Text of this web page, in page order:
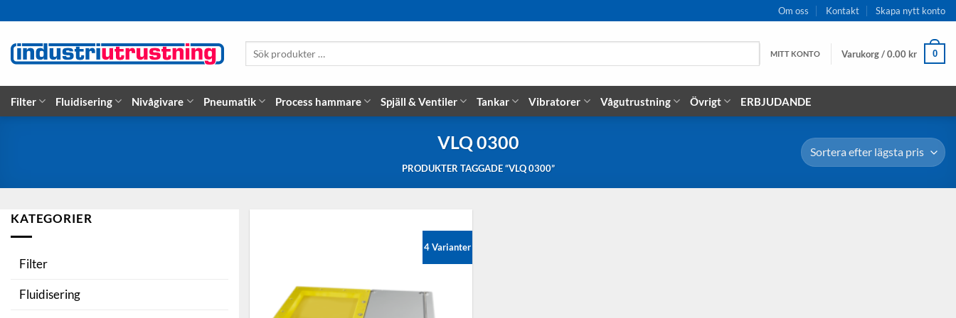
content
Om oss Kontakt Skapa nytt konto
produkter
MITT KONTO Varukorg /0.00 kr 0
Filter Fluidisering Nivågivare Pneumatik Process hammare Spjäll & Ventiler Tankar Vibratorer Vågutrustning Övrigt ERBJUDANDE
VLQ 0300
PRODUKTER TAGGADE “VLQ 0300”
KATEGORIER
Filter
Fluidisering
4 Varianter